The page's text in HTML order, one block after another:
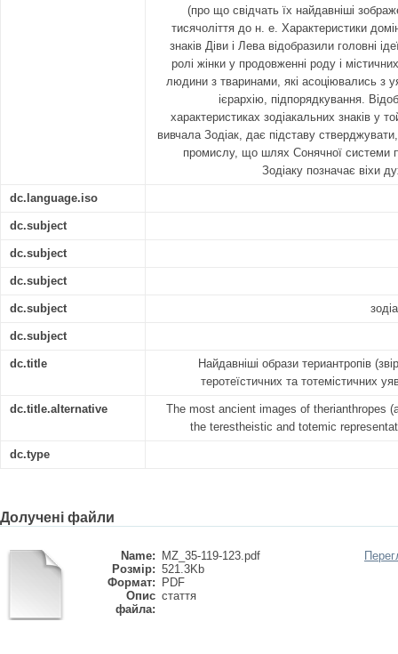
(про що свідчать їх найдавніші
тисячоліття до н. е. Характеристики
знаків Діви і Лева відобразили головні
ролі жінки у продовженні роду і
людини з тваринами, які асоціювались з
ієрархію, підпорядкування.
характеристиках зодіакальних знаків у
вивчала Зодіак, дає підставу
промислу, що шлях Сонячної системи
Зодіаку позначає віхи
dc.language.iso
dc.subject
dc.subject
dc.subject
dc.subject
dc.subject
dc.title
Найдавніші образи териантропів
теротеїстичних та тотемicтичних
dc.title.alternative
The most ancient images of therianthropes
the terestheistic and totemic
dc.type
Долучені файли
Name:
MZ_35-119-123.pdf
Розмір: 521.3Kb
Формат:
PDF
Опис
файла:
стаття